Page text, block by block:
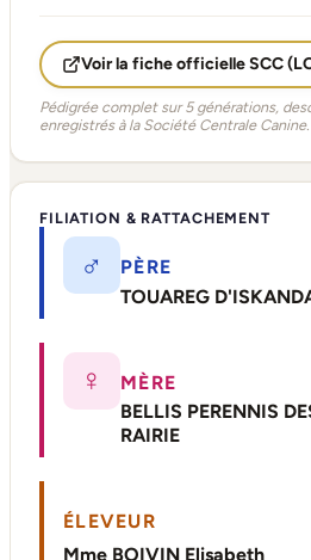
Voir la fiche officielle SCC
Pédigrée complet sur 5 générations,
enregistrés à la Société Centrale Canine.
FILIATION & RATTACHEMENT
♂
PÈRE
TOUAREG
♀
MÈRE
BELLIS PERENNIS
RAIRIE
ÉLEVEUR
Mme BOIVIN Elisabeth